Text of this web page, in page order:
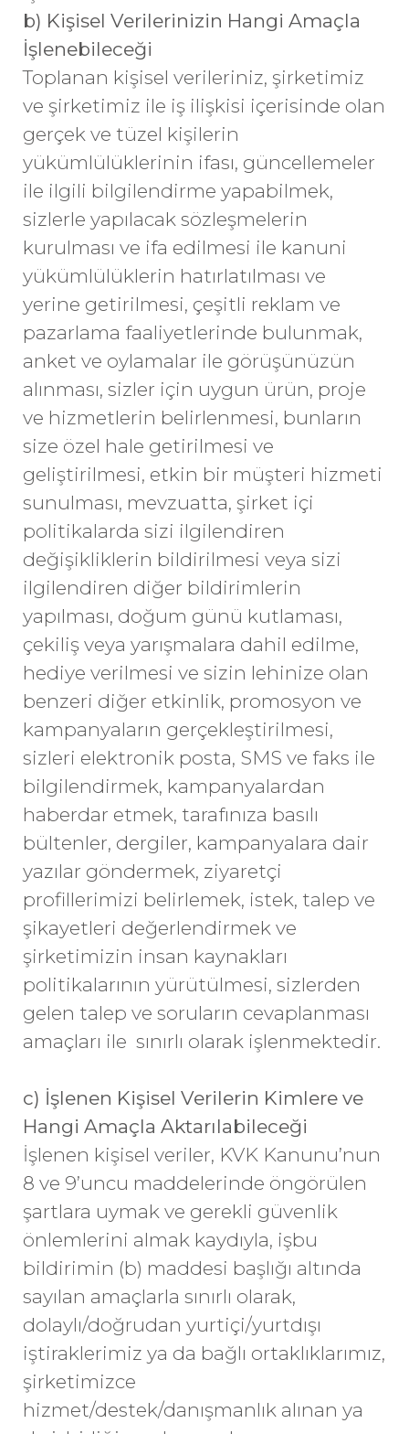
b) Kişisel Verilerinizin Hangi Amaçla
İşlenebileceği
Toplanan kişisel verileriniz, şirketimiz
ve şirketimiz ile iş ilişkisi içerisinde olan
gerçek ve tüzel kişilerin
yükümlülüklerinin ifası, güncellemeler
ile ilgili bilgilendirme yapabilmek,
sizlerle yapılacak sözleşmelerin
kurulması ve ifa edilmesi ile kanuni
yükümlülüklerin hatırlatılması ve
yerine getirilmesi, çeşitli reklam ve
pazarlama faaliyetlerinde bulunmak,
anket ve oylamalar ile görüşünüzün
alınması, sizler için uygun ürün, proje
ve hizmetlerin belirlenmesi, bunların
size özel hale getirilmesi ve
geliştirilmesi, etkin bir müşteri hizmeti
sunulması, mevzuatta, şirket içi
politikalarda sizi ilgilendiren
değişikliklerin bildirilmesi veya sizi
ilgilendiren diğer bildirimlerin
yapılması, doğum günü kutlaması,
çekiliş veya yarışmalara dahil edilme,
hediye verilmesi ve sizin lehinize olan
benzeri diğer etkinlik, promosyon ve
kampanyaların gerçekleştirilmesi,
sizleri elektronik posta, SMS ve faks ile
bilgilendirmek, kampanyalardan
haberdar etmek, tarafınıza basılı
bültenler, dergiler, kampanyalara dair
yazılar göndermek, ziyaretçi
profillerimizi belirlemek, istek, talep ve
şikayetleri değerlendirmek ve
şirketimizin insan kaynakları
politikalarının yürütülmesi, sizlerden
gelen talep ve soruların cevaplanması
amaçları ile sınırlı olarak işlenmektedir.
c) İşlenen Kişisel Verilerin Kimlere ve
Hangi Amaçla Aktarılabileceği
İşlenen kişisel veriler, KVK Kanunu’nun
8 ve 9’uncu maddelerinde öngörülen
şartlara uymak ve gerekli güvenlik
önlemlerini almak kaydıyla, işbu
bildirimin (b) maddesi başlığı altında
sayılan amaçlarla sınırlı olarak,
dolaylı/doğrudan yurtiçi/yurtdışı
iştiraklerimiz ya da bağlı ortaklıklarımız,
şirketimizce
hizmet/destek/danışmanlık alınan ya